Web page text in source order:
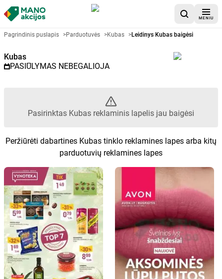
MENIU
Akcijų lapelis Kubas -
Pagrindinis puslapis >Parduotuvės >Kubas >Leidinys Kubas baigėsi
Kubas
PASIŪLYMAS NEBEGALIOJA
Pasirinktas Kubas reklaminis lapelis jau baigėsi
Peržiūrėti dabartines Kubas tinklo reklamines lapes arba kitų
parduotuvių reklamines lapes